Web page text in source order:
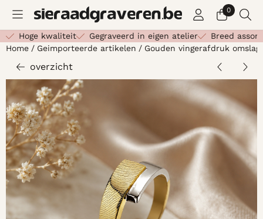
Cookievoorkeuren zijn beschikbaar. Kies instellingen of
0
Hoge kwaliteit Gegraveerd in eigen atelier
Breed
Home / Geimporteerde artikelen / Gouden vingerafdruk
overzicht